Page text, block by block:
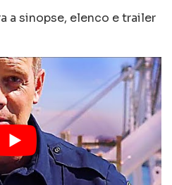
a sinopse, elenco e trailer